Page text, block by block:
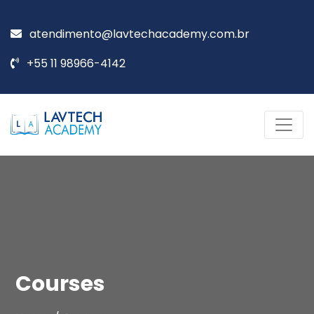
atendimento@lavtechacademy.com.br
+55 11 98966-4142
Courses